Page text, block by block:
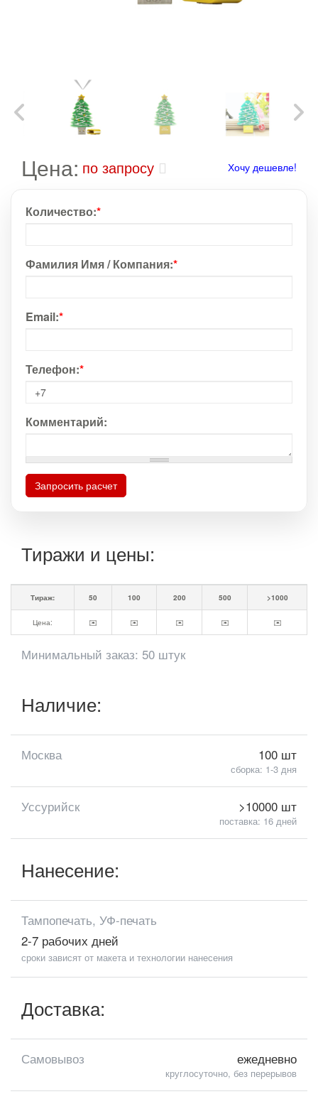
Цена: по запросу Хочу дешевле!
Количество:*
Фамилия Имя / Компания:*
Email:*
Телефон:*
Комментарий:
Запросить расчет
Тиражи и цены:
Тираж: 50 100 200 500 >1000
Цена: ✉️ ✉️ ✉️ ✉️ ✉️
Минимальный заказ: 50 штук
Наличие:
Москва 100 шт
сборка: 1-3 дня
Уссурийск >10000 шт
поставка: 16 дней
Нанесение:
Тампопечать, УФ-печать
2-7 рабочих дней
сроки зависят от макета и технологии нанесения
Доставка:
Самовывоз ежедневно
круглосуточно, без перерывов